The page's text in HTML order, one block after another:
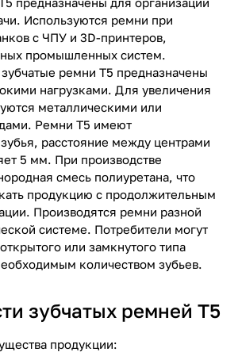
Используются ремни при
с ЧПУ и 3D-принтеров,
промышленных систем.
ремни Т5 предназначены
нагрузками. Для увеличения
металлическими или
Ремни Т5 имеют
расстояние между центрами
5 мм. При производстве
смесь полиуретана, что
продукцию с продолжительным
Производятся ремни разной
системе. Потребители могут
или замкнутого типа
количеством зубьев.
зубчатых ремней Т5
продукции: